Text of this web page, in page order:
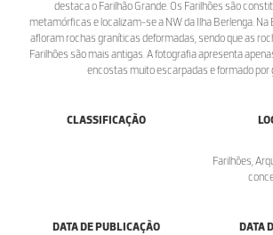
destaca o Farilhão Grande. Os Farilhões são
metamórficas e localizam-se a NW da Ilha Berlenga. Na
afloram rochas graníticas deformadas, sendo que as
Farilhões são mais antigas. A fotografia apresenta
encostas muito escarpadas e formado por
CLASSIFICAÇÃO
Farilhões,
DATA DE PUBLICAÇÃO DATA